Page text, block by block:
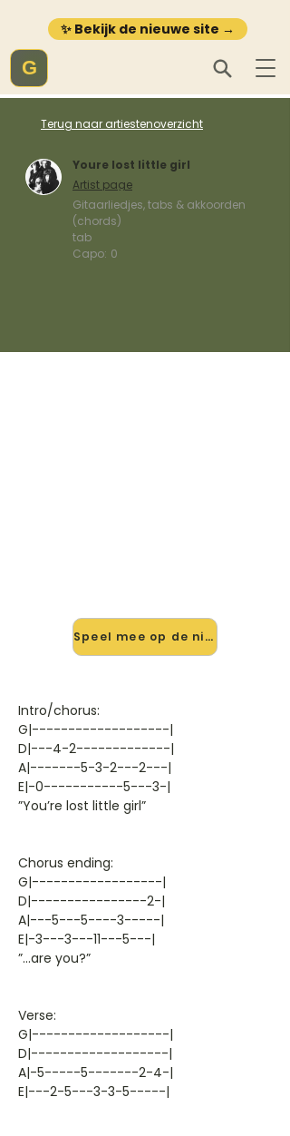
✨ Bekijk de nieuwe site →
G
Terug naar artiestenoverzicht
Youre lost little girl
Artist page
Gitaarliedjes, tabs & akkoorden
(chords)
tab
Capo: 0
Speel mee op de nieuwe site →
Intro/chorus:
G|-------------------|
D|---4-2-------------|
A|-------5-3-2---2---|
E|-0-----------5---3-|
”You’re lost little girl”
Chorus ending:
G|------------------|
D|----------------2-|
A|---5---5----3-----|
E|-3---3---11---5---|
”…are you?”
Verse:
G|-------------------|
D|-------------------|
A|-5-----5-------2-4-|
E|---2-5---3-3-5-----|